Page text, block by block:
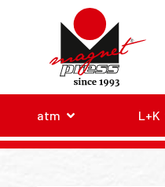
atm L+K